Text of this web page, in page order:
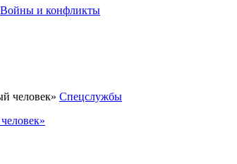
Войны и конфликты
Спецслужбы